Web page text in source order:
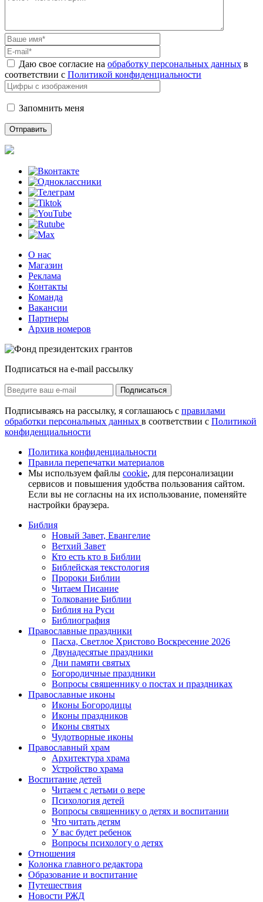
Даю свое согласие на обработку персональных данных в
соответствии с Политикой конфиденциальности
Запомнить меня
О нас
Магазин
Реклама
Контакты
Команда
Вакансии
Партнеры
Архив номеров
Подписаться на e-mail рассылку
Подписаться
Подписываясь на рассылку, я соглашаюсь с правилами
обработки персональных данных в соответствии с Политикой
конфиденциальности
Политика конфиденциальности
Правила перепечатки материалов
Мы используем файлы cookie, для персонализации
сервисов и повышения удобства пользования сайтом.
Если вы не согласны на их использование, поменяйте
настройки браузера.
Библия
Новый Завет, Евангелие
Ветхий Завет
Кто есть кто в Библии
Библейская текстология
Пророки Библии
Читаем Писание
Толкование Библии
Библия на Руси
Библиография
Православные праздники
Пасха, Светлое Христово Воскресение 2026
Двунадесятые праздники
Дни памяти святых
Богородичные праздники
Вопросы священнику о постах и праздниках
Православные иконы
Иконы Богородицы
Иконы праздников
Иконы святых
Чудотворные иконы
Православный храм
Архитектура храма
Устройство храма
Воспитание детей
Читаем с детьми о вере
Психология детей
Вопросы священнику о детях и воспитании
Что читать детям
У вас будет ребенок
Вопросы психологу о детях
Отношения
Колонка главного редактора
Образование и воспитание
Путешествия
Новости РЖД